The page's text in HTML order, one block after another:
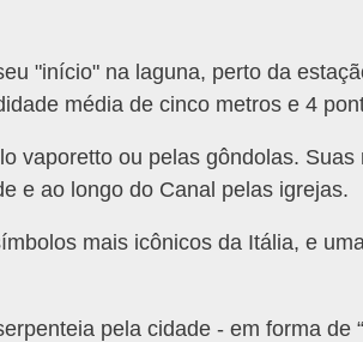
"início" na laguna, perto da
média de cinco metros e 4
vaporetto ou pelas gôndolas.
e ao longo do Canal pelas igrejas.
mais icônicos da Itália, e
pela cidade - em forma de